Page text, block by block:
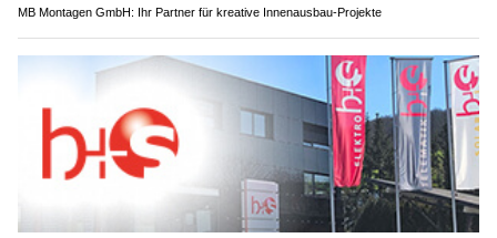
MB Montagen GmbH: Ihr Partner für kreative Innenausbau-Projekte